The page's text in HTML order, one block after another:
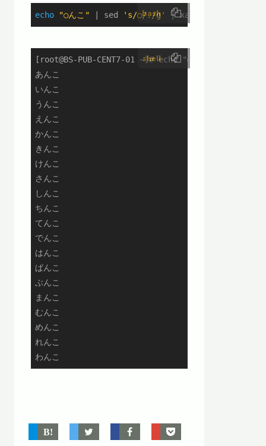
bash
echo "○んこ" | sed 's/○/./g' | xargs -I{} sh -c
shell
[root@BS-PUB-CENT7-01 ~]# echo "○んこ" |
あんこ
いんこ
うんこ
えんこ
かんこ
きんこ
けんこ
さんこ
しんこ
ちんこ
てんこ
でんこ
はんこ
ぱんこ
ぶんこ
まんこ
むんこ
めんこ
れんこ
わんこ